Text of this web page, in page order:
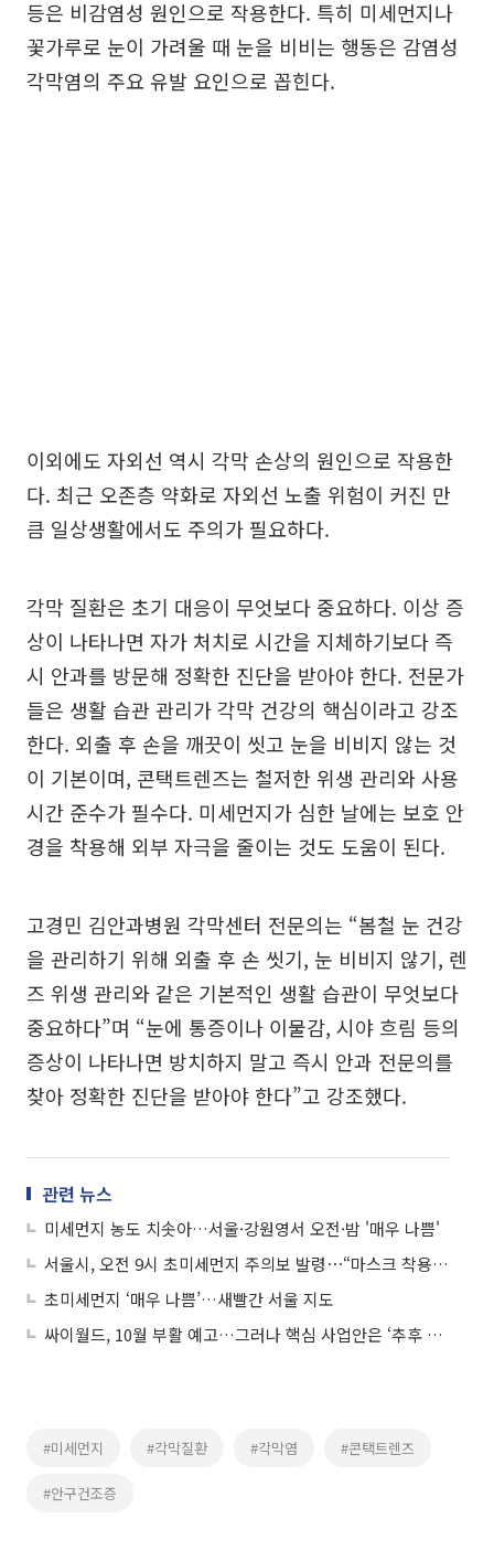
등은 비감염성 원인으로 작용한다. 특히 미세먼지나
꽃가루로 눈이 가려울 때 눈을 비비는 행동은 감염성
각막염의 주요 유발 요인으로 꼽힌다.
이외에도 자외선 역시 각막 손상의 원인으로 작용한
다. 최근 오존층 약화로 자외선 노출 위험이 커진 만
큼 일상생활에서도 주의가 필요하다.
각막 질환은 초기 대응이 무엇보다 중요하다. 이상 증
상이 나타나면 자가 처치로 시간을 지체하기보다 즉
시 안과를 방문해 정확한 진단을 받아야 한다. 전문가
들은 생활 습관 관리가 각막 건강의 핵심이라고 강조
한다. 외출 후 손을 깨끗이 씻고 눈을 비비지 않는 것
이 기본이며, 콘택트렌즈는 철저한 위생 관리와 사용
시간 준수가 필수다. 미세먼지가 심한 날에는 보호 안
경을 착용해 외부 자극을 줄이는 것도 도움이 된다.
고경민 김안과병원 각막센터 전문의는 “봄철 눈 건강
을 관리하기 위해 외출 후 손 씻기, 눈 비비지 않기, 렌
즈 위생 관리와 같은 기본적인 생활 습관이 무엇보다
중요하다”며 “눈에 통증이나 이물감, 시야 흐림 등의
증상이 나타나면 방치하지 말고 즉시 안과 전문의를
찾아 정확한 진단을 받아야 한다”고 강조했다.
관련 뉴스
미세먼지 농도 치솟아…서울·강원영서 오전·밤 '매우 나쁨'
서울시, 오전 9시 초미세먼지 주의보 발령⋯“마스크 착용 당부”
초미세먼지 ‘매우 나쁨’…새빨간 서울 지도
싸이월드, 10월 부활 예고…그러나 핵심 사업안은 ‘추후 공개’
#미세먼지 #각막질환 #각막염 #콘택트렌즈
#안구건조증